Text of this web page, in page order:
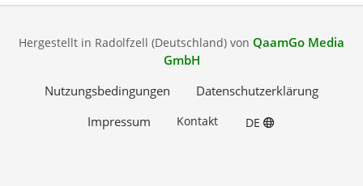
Hergestellt in Radolfzell (Deutschland) von QaamGo Media
GmbH
Nutzungsbedingungen
Datenschutzerklärung
Impressum
Kontakt DE